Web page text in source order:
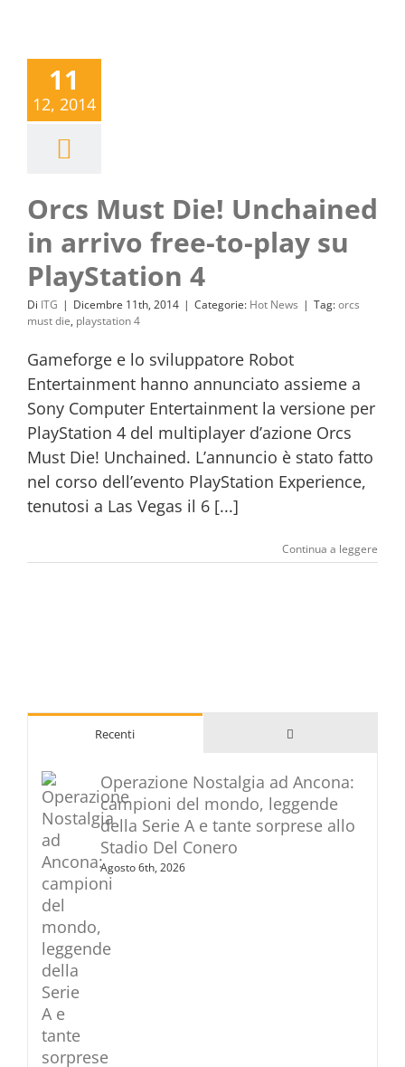
11
12, 2014
Orcs Must Die! Unchained
in arrivo free-to-play su
PlayStation 4
Di ITG | Dicembre 11th, 2014 | Categorie: Hot News | Tag:orcs
must die, playstation 4
Gameforge e lo sviluppatore Robot
Entertainment hanno annunciato assieme a
Sony Computer Entertainment la versione per
PlayStation 4 del multiplayer d’azione Orcs
Must Die! Unchained. L’annuncio è stato fatto
nel corso dell’evento PlayStation Experience,
tenutosi a Las Vegas il 6 [...]
Continua a leggere
Recenti Commenti
Operazione Nostalgia ad Ancona:
campioni del mondo, leggende
della Serie A e tante sorprese allo
Stadio Del Conero
Agosto 6th, 2026